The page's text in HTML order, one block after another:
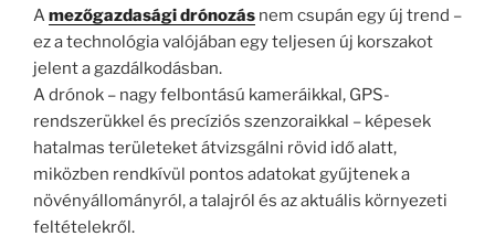
Amezőgazdasági drónozás nem csupán egy új trend –
ez a technológia valójában egy teljesen új korszakot
jelent a gazdálkodásban.
A drónok – nagy felbontású kameráikkal, GPS-
rendszerükkel és precíziós szenzoraikkal – képesek
hatalmas területeket átvizsgálni rövid idő alatt,
miközben rendkívül pontos adatokat gyűjtenek a
növényállományról, a talajról és az aktuális környezeti
feltételekről.